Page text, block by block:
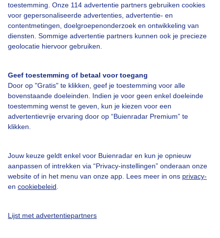
toestemming. Onze 114 advertentie partners gebruiken cookies
voor gepersonaliseerde advertenties, advertentie- en
contentmetingen, doelgroepenonderzoek en ontwikkeling van
diensten. Sommige advertentie partners kunnen ook je precieze
geolocatie hiervoor gebruiken.
Geef toestemming of betaal voor toegang
Door op "Gratis" te klikken, geef je toestemming voor alle
bovenstaande doeleinden. Indien je voor geen enkel doeleinde
toestemming wenst te geven, kun je kiezen voor een
advertentievrije ervaring door op “Buienradar Premium” te
klikken.
Jouw keuze geldt enkel voor Buienradar en kun je opnieuw
aanpassen of intrekken via “Privacy-instellingen” onderaan onze
website of in het menu van onze app. Lees meer in ons privacy-
en cookiebeleid
Lijst met advertentiepartners
Meest memorabele moment in je carrière?
De storm bij Pukkelpop en de overstromingen in België in 2021. Het is
onvoorstelbaar dat het weer zo een impact kan hebben en als
meteoroloog word je heel klein. Ook al was het voorspeld, je hebt
Over Buienradar
Bedrijfsgegevens
Veelgestelde vragen